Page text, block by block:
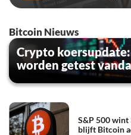
Bitcoin Nieuws
Crypto
worden getest
S&P 500 wint
blijft Bitcoin